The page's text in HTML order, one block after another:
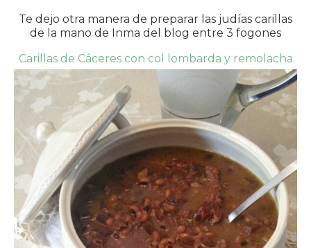
Te dejo otra manera de preparar las judías carillas
de la mano de Inma del blog entre 3 fogones
Carillas de Cáceres con col lombarda y remolacha